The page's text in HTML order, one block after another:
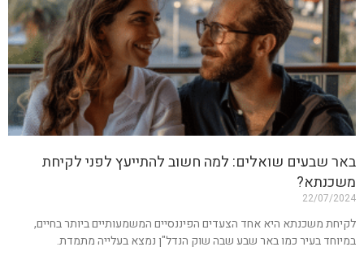
באר שבעים שואלים: למה חשוב להתייעץ לפני לקיחת
משכנתא?
22/07/2024
לקיחת משכנתא היא אחד הצעדים הפיננסיים המשמעותיים ביותר בחיים,
במיוחד בעיר כמו באר שבע שבה שוק הנדל"ן נמצא בעלייה מתמדת.